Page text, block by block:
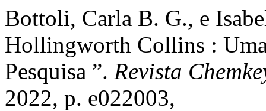
Bottoli, Carla B. G., e
Hollingworth Collins :
Pesquisa ”. Revista
2022, p. e022003,